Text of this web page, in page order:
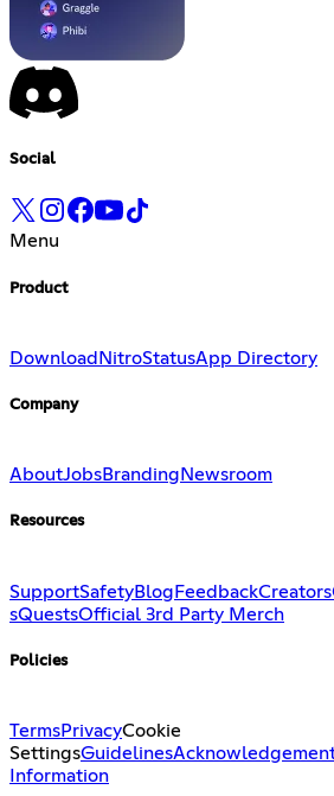
Social
Menu
Product
Download NitroStatusApp Directory
Company
AboutJobsBranding Newsroom
Resources
SupportSafetyBlogFeedbackCreators
sQuestsOfficial 3rd Party Merch
Policies
TermsPrivacyCookie
SettingsGuidelines
Information